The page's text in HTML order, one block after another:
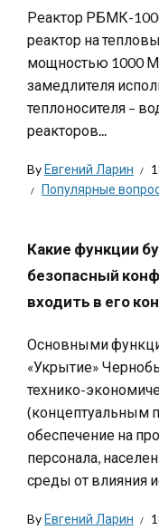
Реактор РБМК-
реактор на
мощностью 1000
замедлителя
теплоносителя –
реакторов...
ByЕвгений Ларин
Популярные
Какие функции
безопасный
входить в его
Основными
«Укрытие»
технико-
(концептуальным
обеспечение на
персонала,
среды от влияния
ByЕвгений Ларин